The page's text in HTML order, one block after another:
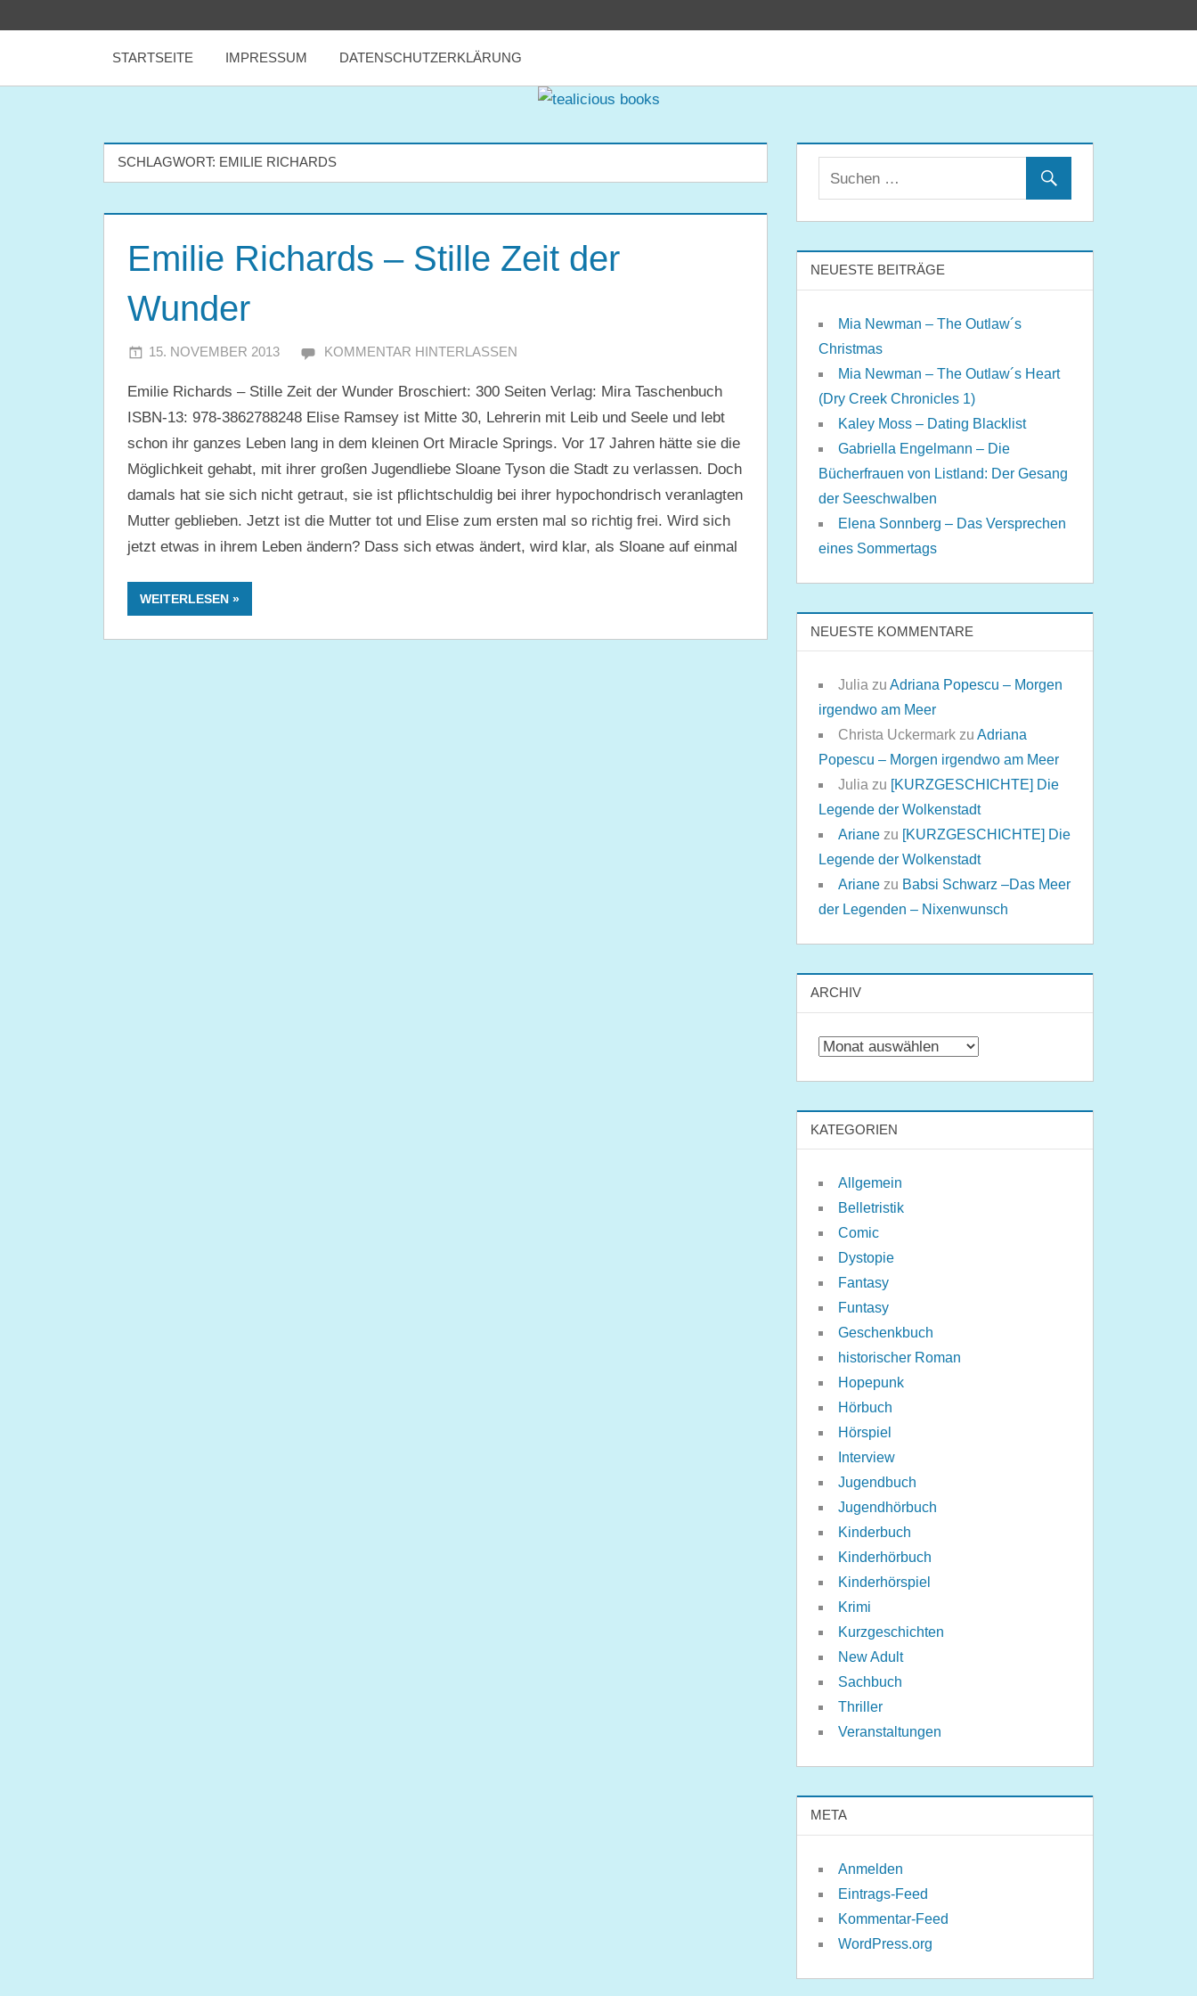
books
STARTSEITE IMPRESSUM DATENSCHUTZERKLÄRUNG
SCHLAGWORT: EMILIE RICHARDS
Emilie Richards – Stille Zeit der
Wunder
15. NOVEMBER 2013 JULIA
KOMMENTAR HINTERLASSEN
Emilie Richards – Stille Zeit der Wunder Broschiert: 300 Seiten Verlag: Mira Taschenbuch
ISBN-13: 978-3862788248 Elise Ramsey ist Mitte 30, Lehrerin mit Leib und Seele und lebt
schon ihr ganzes Leben lang in dem kleinen Ort Miracle Springs. Vor 17 Jahren hätte sie die
Möglichkeit gehabt, mit ihrer großen Jugendliebe Sloane Tyson die Stadt zu verlassen. Doch
damals hat sie sich nicht getraut, sie ist pflichtschuldig bei ihrer hypochondrisch veranlagten
Mutter geblieben. Jetzt ist die Mutter tot und Elise zum ersten mal so richtig frei. Wird sich
jetzt etwas in ihrem Leben ändern? Dass sich etwas ändert, wird klar, als Sloane auf einmal
WEITERLESEN
NEUESTE BEITRÄGE
Mia Newman – The Outlaw´s
Christmas
Mia Newman – The Outlaw´s Heart
(Dry Creek Chronicles 1)
Kaley Moss – Dating Blacklist
Gabriella Engelmann – Die
Bücherfrauen von Listland: Der Gesang
der Seeschwalben
Elena Sonnberg – Das Versprechen
eines Sommertags
NEUESTE KOMMENTARE
Julia zuAdriana Popescu – Morgen
irgendwo am Meer
Christa Uckermark zuAdriana
Popescu – Morgen irgendwo am Meer
Julia zu [KURZGESCHICHTE] Die
Legende der Wolkenstadt
Ariane zu [KURZGESCHICHTE] Die
Legende der Wolkenstadt
Ariane zu Babsi Schwarz –Das Meer
der Legenden – Nixenwunsch
ARCHIV
Archiv
KATEGORIEN
Allgemein
Belletristik
Comic
Dystopie
Fantasy
Funtasy
Geschenkbuch
historischer Roman
Hopepunk
Hörbuch
Hörspiel
Interview
Jugendbuch
Jugendhörbuch
Kinderbuch
Kinderhörbuch
Kinderhörspiel
Krimi
Kurzgeschichten
New Adult
Sachbuch
Thriller
Veranstaltungen
META
Anmelden
Eintrags-Feed
Kommentar-Feed
WordPress.org